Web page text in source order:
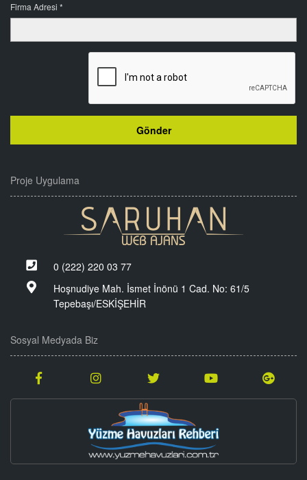
Firma Adresi *
Proje Uygulama
0 (222) 220 03 77
Hoşnudiye Mah. İsmet İnönü 1 Cad. No: 61/5
Tepebaşı/ESKİŞEHİR
Sosyal Medyada Biz